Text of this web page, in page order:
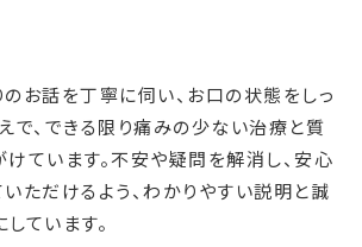
お話を丁寧に伺い、お口の状態をしっ
で、できる限り痛みの少ない治療と質
ています。不安や疑問を解消し、安心
ただけるよう、わかりやすい説明と誠
ています。